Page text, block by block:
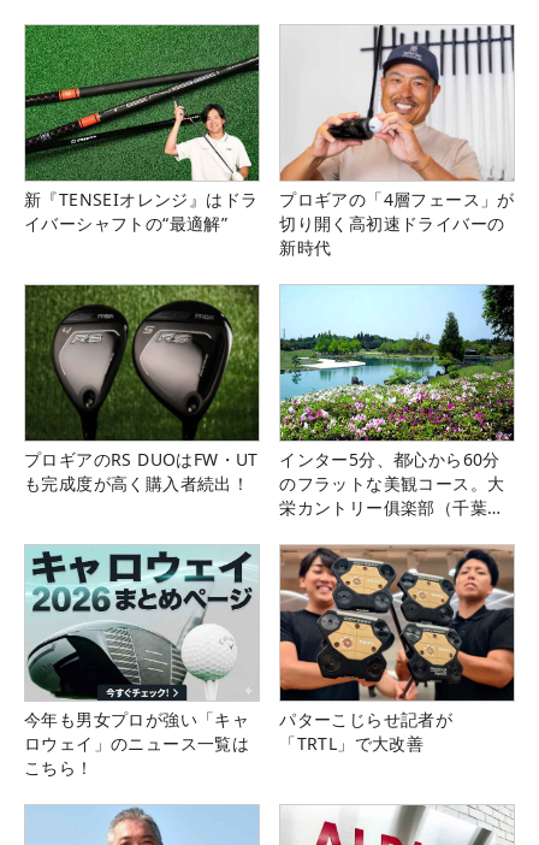
新『TENSEIオレンジ』はドラ
イバーシャフトの“最適解”
プロギアの「4層フェース」が
切り開く高初速ドライバーの
新時代
プロギアのRS DUOはFW・UT
も完成度が高く購入者続出！
インター5分、都心から60分
のフラットな美観コース。大
栄カントリー俱楽部（千葉
今年も男女プロが強い「キャ
ロウェイ」のニュース一覧は
こちら！
パターこじらせ記者が
「TRTL」で大改善